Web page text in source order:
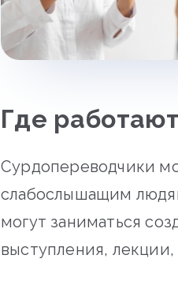
Где
Сурдопереводчики
слабослышащим
могут заниматься
выступления,